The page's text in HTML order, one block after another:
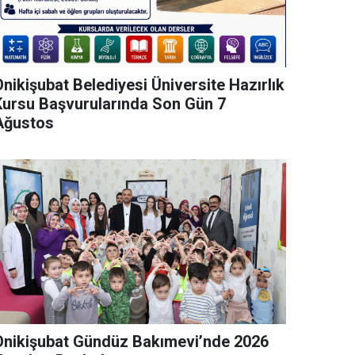
Belediyesi Üniversite Hazırlık
Başvurularında Son Gün 7
Gündüz Bakımevi’nde 2026